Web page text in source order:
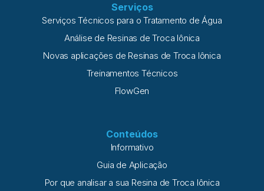
Serviços
Serviços Técnicos para o Tratamento de Água
Análise de Resinas de Troca Iônica
Novas aplicações de Resinas de Troca Iônica
Treinamentos Técnicos
FlowGen
Conteúdos
Informativo
Guia de Aplicação
Por que analisar a sua Resina de Troca Iônica